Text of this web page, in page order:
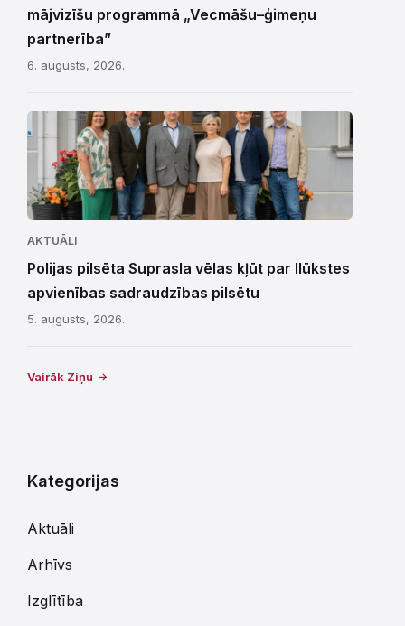
mājvizīšu programmā „Vecmāšu–ģimeņu
partnerība”
6. augusts, 2026.
AKTUĀLI
Polijas pilsēta Suprasla vēlas kļūt par Ilūkstes
apvienības sadraudzības pilsētu
5. augusts, 2026.
Vairāk Ziņu
Kategorijas
Aktuāli
Arhīvs
Izglītība